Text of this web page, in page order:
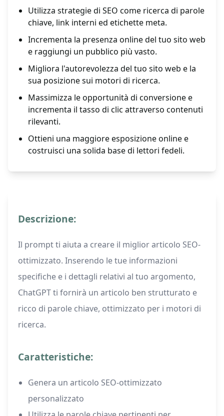
Utilizza strategie di SEO come ricerca di parole
chiave, link interni ed etichette meta.
Incrementa la presenza online del tuo sito web
e raggiungi un pubblico più vasto.
Migliora l'autorevolezza del tuo sito web e la
sua posizione sui motori di ricerca.
Massimizza le opportunità di conversione e
incrementa il tasso di clic attraverso contenuti
rilevanti.
Ottieni una maggiore esposizione online e
costruisci una solida base di lettori fedeli.
Descrizione:
Il prompt ti aiuta a creare il miglior articolo SEO-
ottimizzato. Inserendo le tue informazioni
specifiche e i dettagli relativi al tuo argomento,
ChatGPT ti fornirà un articolo ben strutturato e
ricco di parole chiave, ottimizzato per i motori di
ricerca.
Caratteristiche:
Genera un articolo SEO-ottimizzato
personalizzato